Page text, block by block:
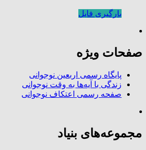
بارگیری فایل
صفحات ویژه
پایگاه رسمی اربعین نوجوانی
زندگی با آیه‌ها به وقت نوجوانی
صفحه رسمی اعتکاف نوجوانی
مجموعه‌های بنیاد